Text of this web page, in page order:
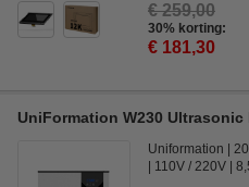
€ 259,00
30% korting:
€ 181,30
UniFormation W230 Ultrasonic
Uniformation
110V / 220V